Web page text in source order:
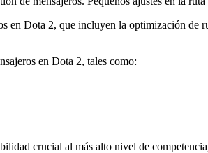
en Dota 2, que incluyen la optimización
en Dota 2, tales como:
crucial al más alto nivel de